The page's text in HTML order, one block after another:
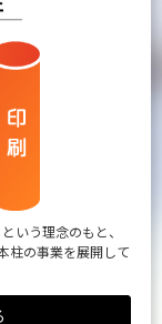
いう理念のもと、
柱の事業を展開して